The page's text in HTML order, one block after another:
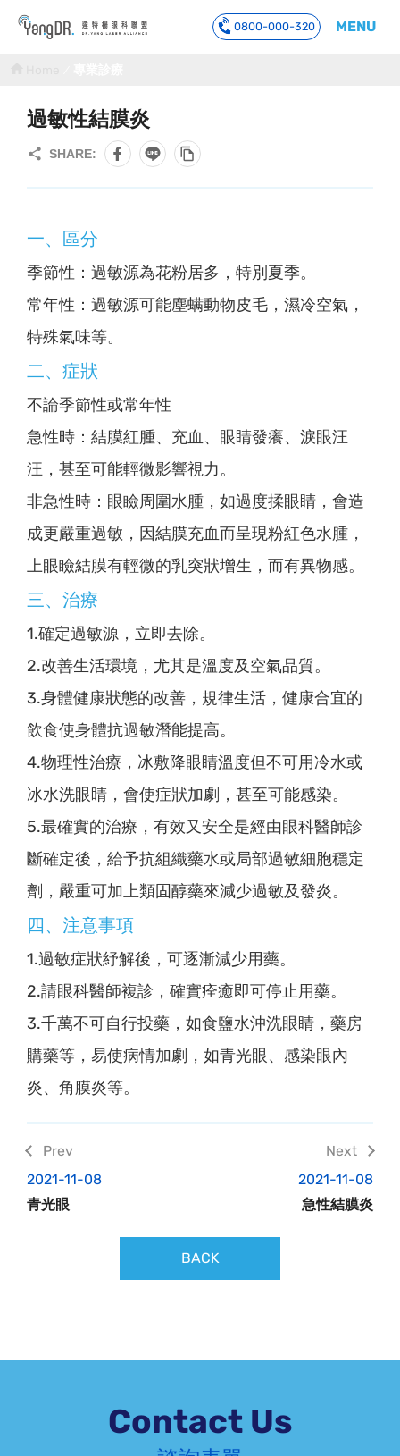
0800-000-320 MENU
過敏性結膜炎
一、區分
季節性：過敏源為花粉居多，特別夏季。
常年性：過敏源可能塵螨動物皮毛，濕冷空氣，
特殊氣味等。
二、症狀
不論季節性或常年性
急性時：結膜紅腫、充血、眼睛發癢、淚眼汪
汪，甚至可能輕微影響視力。
非急性時：眼瞼周圍水腫，如過度揉眼睛，會造
成更嚴重過敏，因結膜充血而呈現粉紅色水腫，
上眼瞼結膜有輕微的乳突狀增生，而有異物感。
三、治療
1.確定過敏源，立即去除。
2.改善生活環境，尤其是溫度及空氣品質。
3.身體健康狀態的改善，規律生活，健康合宜的
飲食使身體抗過敏潛能提高。
4.物理性治療，冰敷降眼睛溫度但不可用冷水或
冰水洗眼睛，會使症狀加劇，甚至可能感染。
5.最確實的治療，有效又安全是經由眼科醫師診
斷確定後，給予抗組織藥水或局部過敏細胞穩定
劑，嚴重可加上類固醇藥來減少過敏及發炎。
四、注意事項
1.過敏症狀紓解後，可逐漸減少用藥。
2.請眼科醫師複診，確實痊癒即可停止用藥。
3.千萬不可自行投藥，如食鹽水沖洗眼睛，藥房
購藥等，易使病情加劇，如青光眼、感染眼內
炎、角膜炎等。
2021-11-08
青光眼
2021-11-08
急性結膜炎
BACK
Contact Us